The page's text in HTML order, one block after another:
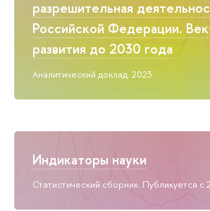
разрешительная
Российской Федерации.
развития до 2030 года
Аналитический доклад. 2023
Индикаторы науки
Статистический сборник. Публикуется с